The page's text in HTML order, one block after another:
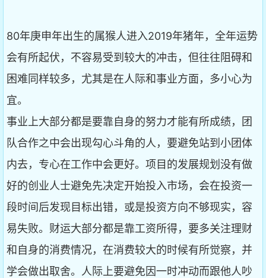
80年庚申年出生的属猴人进入2019年猪年，全年运势
会有所起伏，不容易受到较大的冲击，但往往阻碍和
困难同样较多，尤其是在人际和事业方面，多小心为
宜。
事业上大部分都是要靠自身的努力才能有所成绩，团
队合作之中会出现勾心斗角的人，要避免站到小团体
内去，专心在工作中会更好。项目的发展规划没有做
好的创业人士避免先决定开始投入市场，会在投资一
段时间后发现目标出错，或是投资方向不够现实，容
易失败。财运大部分都是靠工资所得，要多关注理财
和自身的消费情况，在消费较大的时候有所觉察，并
学会做出取舍。人际上要避免因一时冲动而跟他人吵